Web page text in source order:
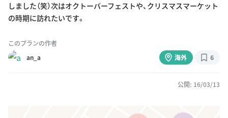
しました（笑）次はオクトーバーフェストや、クリスマスマーケット
の時期に訪れたいです。
このプランの作者
an_a
海外 6
公開: 16/03/13